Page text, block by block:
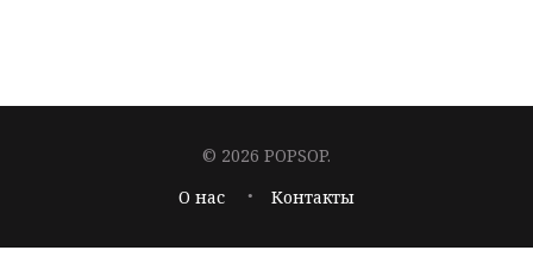
© 2026 POPSOP.
О нас
Контакты